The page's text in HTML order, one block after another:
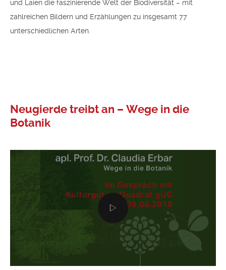
und Laien die faszinierende Welt der Biodiversität – mit
zahlreichen Bildern und Erzählungen zu insgesamt 77
unterschiedlichen Arten.
Neugierde treibt an – Wege in die
Botanik